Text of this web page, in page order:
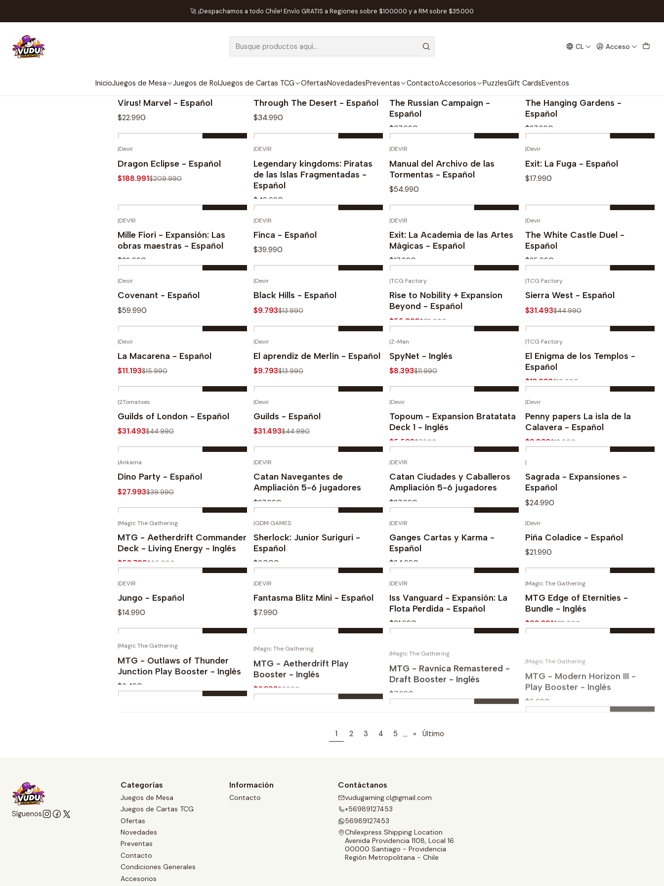
CL Acceso
InicioJuegos de Mesa Juegos de RolJuegos de Cartas TCG OfertasNovedadesPreventas ContactoAccesorios PuzzlesGift CardsEventos
🚀 ¡Despachamos a todo Chile! Envío GRATIS a Regiones sobre $100.000 y a RM sobre $35.000
Inicio Dist. Devir
Dist. Devir
Tranjis Games
Virus! Marvel - Español
$22.990
Cantidad
Comprar ahora
Through The Desert - Español
$34.990
Cantidad
Comprar ahora
The Russian Campaign -
Español
$37.990
Cantidad
Comprar ahora
The Hanging Gardens -
Español
$27.990
Cantidad
Comprar ahora
-10%
|Devir
Dragon Eclipse - Español
$188.991$209.990
Cantidad
Comprar ahora
|DEVIR
Legendary kingdoms: Piratas
de las Islas Fragmentadas -
Español
$49.990
Cantidad
Comprar ahora
|DEVIR
Manual del Archivo de las
Tormentas - Español
$54.990
Cantidad
Comprar ahora
|Devir
Exit: La Fuga - Español
$17.990
Cantidad
Comprar ahora
|DEVIR
Mille Fiori - Expansión: Las
obras maestras - Español
$29.990
Cantidad
Comprar ahora
|DEVIR
Finca - Español
$39.990
Cantidad
Comprar ahora
|DEVIR
Exit: La Academia de las Artes
Mágicas - Español
$17.990
Cantidad
Comprar ahora
|Devir
The White Castle Duel -
Español
$25.990
Cantidad
Comprar ahora
|Devir
Covenant - Español
$59.990
Cantidad
Comprar ahora
-30%
|Devir
Black Hills - Español
$9.793$13.990
Cantidad
Comprar ahora
-30%
|TCG Factory
Rise to Nobility + Expansion
Beyond - Español
$55.993$79.990
Cantidad
Comprar ahora
-30%
|TCG Factory
Sierra West - Español
$31.493$44.990
Cantidad
Comprar ahora
-30%
|Devir
La Macarena - Español
$11.193$15.990
Cantidad
Comprar ahora
-30%
|Devir
El aprendiz de Merlín - Español
$9.793$13.990
Cantidad
Comprar ahora
-30%
|Z-Man
SpyNet - Inglés
$8.393$11.990
Cantidad
Comprar ahora
-30%
|TCG Factory
El Enigma de los Templos -
Español
$13.993$19.990
Cantidad
Comprar ahora
-30%
|2Tomatoes
Guilds of London - Español
$31.493$44.990
Cantidad
Comprar ahora
-30%
|Devir
Guilds - Español
$31.493$44.990
Cantidad
Comprar ahora
-30%
|Devir
Topoum - Expansion Bratatata
Deck 1 - Inglés
$5.593$7.990
Cantidad
Comprar ahora
-30%
|Devir
Penny papers La isla de la
Calavera - Español
$9.093$12.990
Cantidad
Comprar ahora
-30%
|Ankama
Dino Party - Español
$27.993$39.990
Cantidad
Comprar ahora
|DEVIR
Catan Navegantes de
Ampliación 5-6 jugadores
$27.990
Cantidad
Comprar ahora
|DEVIR
Catan Ciudades y Caballeros
Ampliación 5-6 jugadores
$27.990
Cantidad
Comprar ahora
|
Sagrada - Expansiones -
Español
$24.990
-20%
|Magic The Gathering
MTG - Aetherdrift Commander
Deck - Living Energy - Inglés
$52.792$65.990
Cantidad
Comprar ahora
|GDM GAMES
Sherlock: Junior Suriguri -
Español
$6.000
Cantidad
Comprar ahora
|DEVIR
Ganges Cartas y Karma -
Español
$24.990
Cantidad
Comprar ahora
|Devir
Piña Coladice - Español
$21.990
Cantidad
Comprar ahora
|DEVIR
Jungo - Español
$14.990
Cantidad
|DEVIR
Fantasma Blitz Mini - Español
$7.990
Comprar ahora
|DEVIR
Iss Vanguard - Expansión: La
Flota Perdida - Español
$81.990
Comprar ahora
-10%
|Magic The Gathering
MTG Edge of Eternities -
Bundle - Inglés
$68.391$75.990
|Magic The Gathering
MTG - Outlaws of Thunder
Junction Play Booster - Inglés
$6.490
Comprar ahora
MTG - Aetherdrift Play
Booster - Inglés
$6.392 $7.990
Comprar ahora
MTG - Ravnica Remastered -
Draft Booster - Inglés
$7.990
Cantidad
Comprar ahora
MTG - Modern Horizon III -
$9.990
Comprar ahora
1 2 3 4 5 ... » Último
Síguenos
Categorías
Juegos de Mesa
Juegos de Cartas TCG
Ofertas
Novedades
Preventas
Contacto
Condiciones Generales
Accesorios
Información
Contacto
Contáctanos
vudugaming.cl@gmail.com
+56989127453
56989127453
Chilexpress Shipping Location
Avenida Providencia 1108, Local 16
00000 Santiago - Providencia
Región Metropolitana - Chile